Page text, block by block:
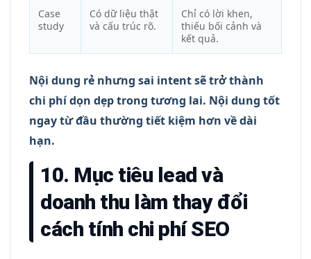
Case
study
Có dữ liệu thật
và cấu trúc rõ.
Chỉ có lời khen,
thiếu bối cảnh và
kết quả.
Nội dung rẻ nhưng sai intent sẽ trở thành
chi phí dọn dẹp trong tương lai. Nội dung tốt
ngay từ đầu thường tiết kiệm hơn về dài
hạn.
10. Mục tiêu lead và
doanh thu làm thay đổi
cách tính chi phí SEO